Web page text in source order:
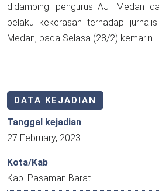
didampingi pengurus AJI Medan
pelaku kekerasan terhadap
Medan, pada Selasa (28/2) kemarin.
DATA KEJADIAN
Tanggal kejadian
27 February, 2023
Kota/Kab
Kab. Pasaman Barat